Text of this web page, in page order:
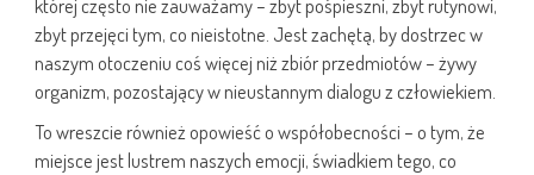
której często nie zauważamy – zbyt pośpieszni, zbyt rutynowi,
zbyt przejęci tym, co nieistotne. Jest zachętą, by dostrzec w
naszym otoczeniu coś więcej niż zbiór przedmiotów – żywy
organizm, pozostający w nieustannym dialogu z człowiekiem.
To wreszcie również opowieść o współobecności – o tym, że
miejsce jest lustrem naszych emocji, świadkiem tego, co